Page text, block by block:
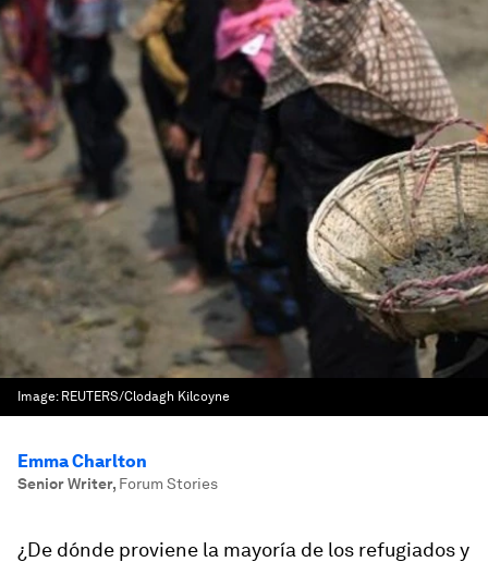
Image: REUTERS/Clodagh Kilcoyne
Emma Charlton
Senior Writer, Forum Stories
¿De dónde proviene la mayoría de los refugiados y